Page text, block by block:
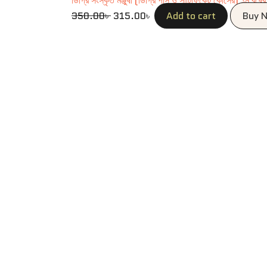
350.00৳ 315.00৳ Add to cart Buy